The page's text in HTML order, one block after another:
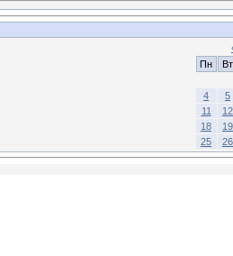
Пн
Вт
4
5
11
12
18
19
25
26